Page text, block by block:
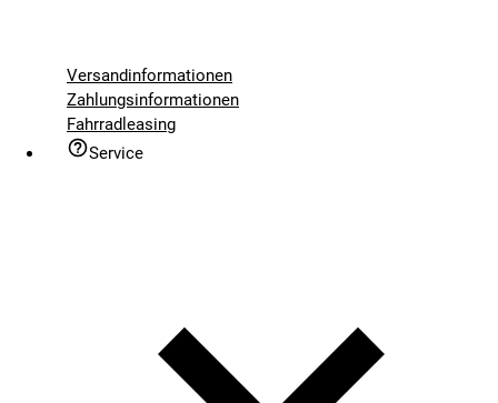
Versandinformationen
Zahlungsinformationen
Fahrradleasing
Service